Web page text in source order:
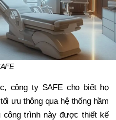
công ty SAFE cho biết họ
ưu thông qua hệ thống hầm
công trình này được thiết kế